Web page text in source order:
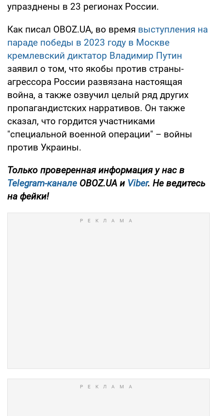
упразднены в 23 регионах России.
Как писал OBOZ.UA, во время выступления на
параде победы в 2023 году в Москве
кремлевский диктатор Владимир Путин
заявил о том, что якобы против страны-
агрессора России развязана настоящая
война, а также озвучил целый ряд других
пропагандистских нарративов. Он также
сказал, что гордится участниками
"специальной военной операции" – войны
против Украины.
Только проверенная информация у нас в
Telegram-канале OBOZ.UA и Viber. Не ведитесь
на фейки!